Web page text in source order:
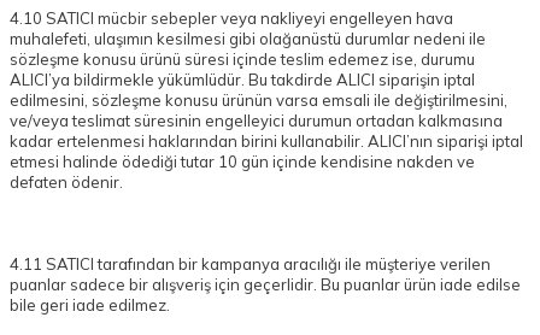
4.10 SATICI mücbir sebepler veya nakliyeyi engelleyen hava
muhalefeti, ulaşımın kesilmesi gibi olağanüstü durumlar nedeni ile
sözleşme konusu ürünü süresi içinde teslim edemez ise, durumu
ALICI’ya bildirmekle yükümlüdür. Bu takdirde ALICI siparişin iptal
edilmesini, sözleşme konusu ürünün varsa emsali ile değiştirilmesini,
ve/veya teslimat süresinin engelleyici durumun ortadan kalkmasına
kadar ertelenmesi haklarından birini kullanabilir. ALICI’nın siparişi iptal
etmesi halinde ödediği tutar 10 gün içinde kendisine nakden ve
defaten ödenir.
4.11 SATICI tarafından bir kampanya aracılığı ile müşteriye verilen
puanlar sadece bir alışveriş için geçerlidir. Bu puanlar ürün iade edilse
bile geri iade edilmez.